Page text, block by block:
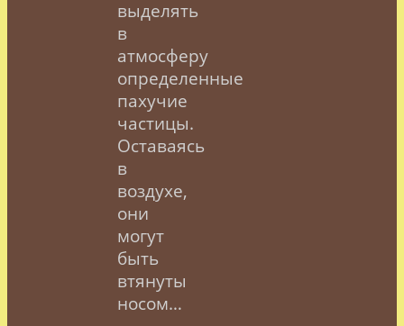
выделять
в
атмосферу
определенные
пахучие
частицы.
Оставаясь
в
воздухе,
они
могут
быть
втянуты
носом…